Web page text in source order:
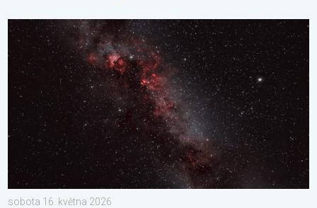
Pás Mléčné dráhy. Noční pozorování. . . sobota 16. května
sobota 16. května 2026